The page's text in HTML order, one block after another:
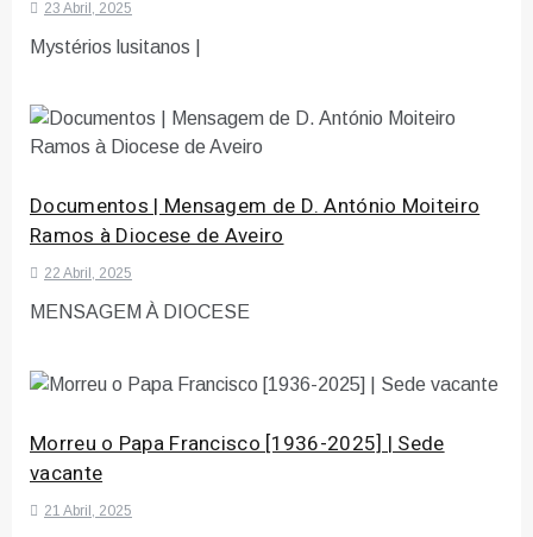
23 Abril, 2025
Mystérios lusitanos |
Documentos | Mensagem de D. António Moiteiro
Ramos à Diocese de Aveiro
22 Abril, 2025
MENSAGEM À DIOCESE
Morreu o Papa Francisco [1936-2025] | Sede
vacante
21 Abril, 2025